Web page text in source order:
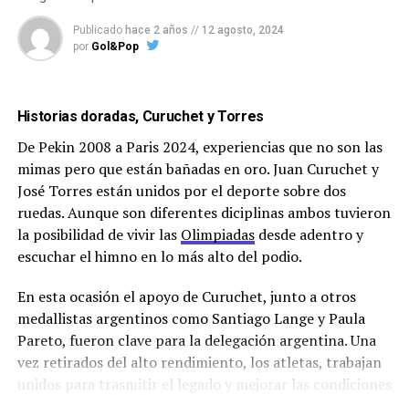
Publicado hace 2 años // 12 agosto, 2024
por Gol&Pop
Historias doradas, Curuchet y Torres
De Pekin 2008 a Paris 2024, experiencias que no son las
mimas pero que están bañadas en oro. Juan Curuchet y
José Torres están unidos por el deporte sobre dos
ruedas. Aunque son diferentes diciplinas ambos tuvieron
la posibilidad de vivir las Olimpiadasdesde adentro y
escuchar el himno en lo más alto del podio.
En esta ocasión el apoyo de Curuchet, junto a otros
medallistas argentinos como Santiago Lange y Paula
Pareto, fueron clave para la delegación argentina. Una
vez retirados del alto rendimiento, los atletas, trabajan
unidos para trasmitir el legado y mejorar las condiciones